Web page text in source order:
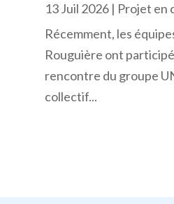
13 Juil 2026| Projet en
Récemment, les
Rouguière ont
rencontre du groupe
collectif...